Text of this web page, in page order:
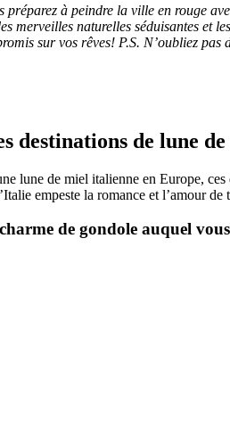
préparez à peindre la ville en rouge
merveilles naturelles séduisantes et
sur vos rêves! P.S. N’oubliez
destinations de lune
lune de miel italienne en Europe,
empeste la romance et l’amour
de gondole auquel